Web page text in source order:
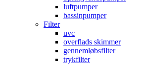
luftpumper
bassinpumper
Filter
uvc
overflads skimmer
gennemløbsfilter
trykfilter